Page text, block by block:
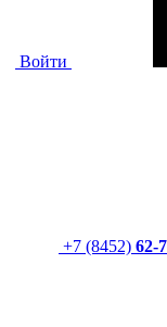
Войти
+7 (8452) 62-